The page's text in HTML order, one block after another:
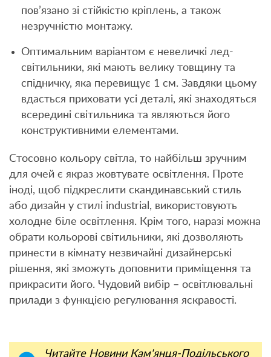
пов’язано зі стійкістю кріплень, а також
незручністю монтажу.
Оптимальним варіантом є невеличкі лед-
світильники, які мають велику товщину та
спідничку, яка перевищує 1 см. Завдяки цьому
вдасться приховати усі деталі, які знаходяться
всередині світильника та являються його
конструктивними елементами.
Стосовно кольору світла, то найбільш зручним
для очей є якраз жовтувате освітлення. Проте
іноді, щоб підкреслити скандинавський стиль
або дизайн у стилі industrial, використовують
холодне біле освітлення. Крім того, наразі можна
обрати кольорові світильники, які дозволяють
принести в кімнату незвичайні дизайнерські
рішення, які зможуть доповнити приміщення та
прикрасити його. Чудовий вибір – освітлювальні
прилади з функцією регулювання яскравості.
Читайте Новини Кам'янця-Подільського